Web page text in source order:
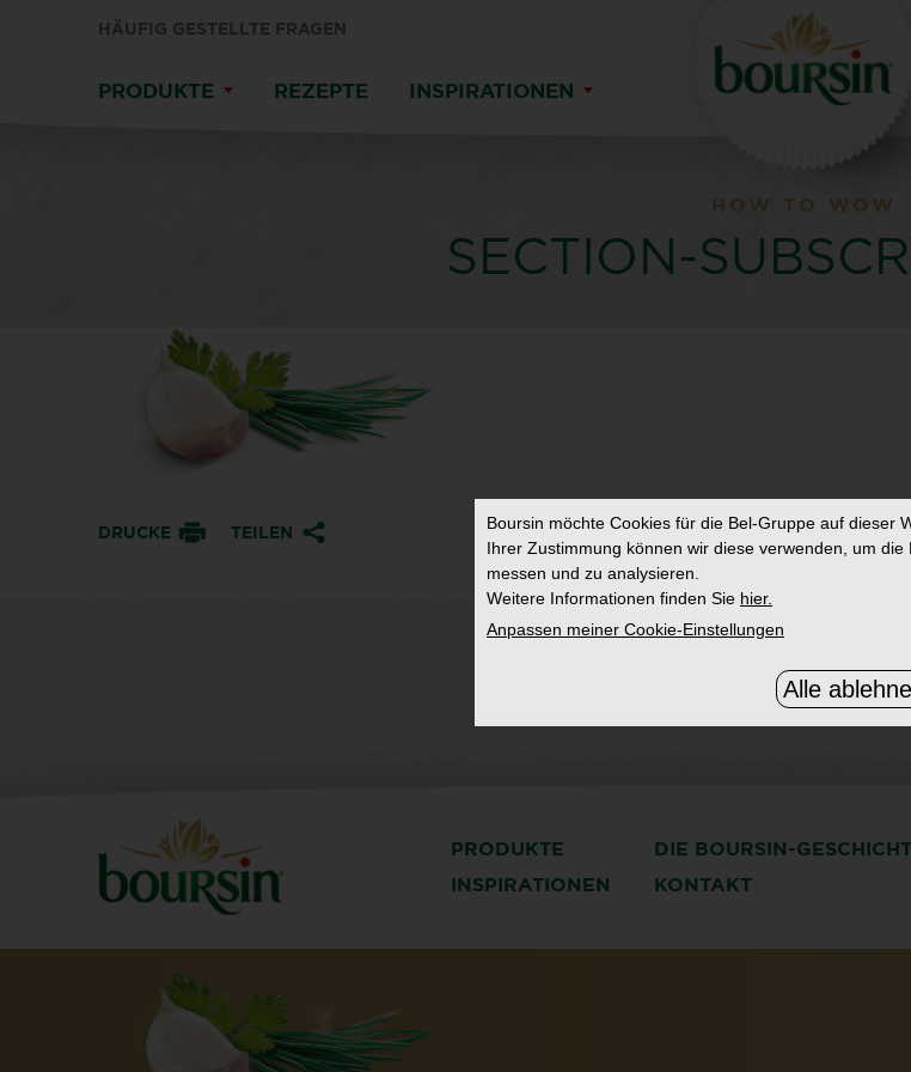
HÄUFIG GESTELLTE FRAGEN
PRODUKTE REZEPTE INSPIRATIONEN
HOW TO WOW
SECTION-
DRUCKE TEILEN
PRODUKTE DIE BOURSIN-
INSPIRATIONEN
KONTAKT
Boursin möchte Cookies für die Bel-Gruppe auf dieser
Ihrer Zustimmung können wir diese verwenden, um die
messen und zu analysieren.
Weitere Informationen finden Sie hier.
Anpassen meiner Cookie-Einstellungen
Alle